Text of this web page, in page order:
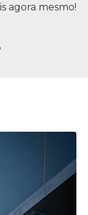
agora mesmo!